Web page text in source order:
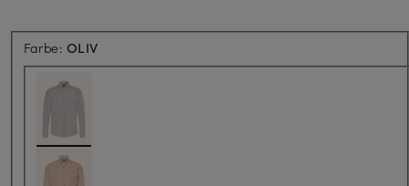
Farbe:OLIV